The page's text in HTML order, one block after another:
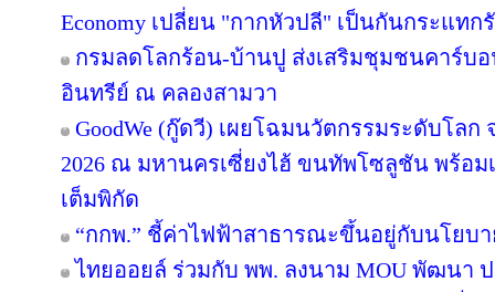
Economy เปลี่ยน "กากหัวปลี" เป็นกันกระแทก
กรมลดโลกร้อน-บ้านปู ส่งเสริมชุมชนคาร์บ
อินทรีย์ ณ คลองสามวา
GoodWe (กู๊ดวี) เผยโฉมนวัตกรรมระดับโลก
2026 ณ มหานครเซี่ยงไฮ้ ขนทัพโซลูชัน พร้อ
เต็มพิกัด
“กกพ.” ชี้ค่าไฟฟ้าสาธารณะขึ้นอยู่กับนโยบา
ไทยออยล์ ร่วมกับ พพ. ลงนาม MOU พัฒนา